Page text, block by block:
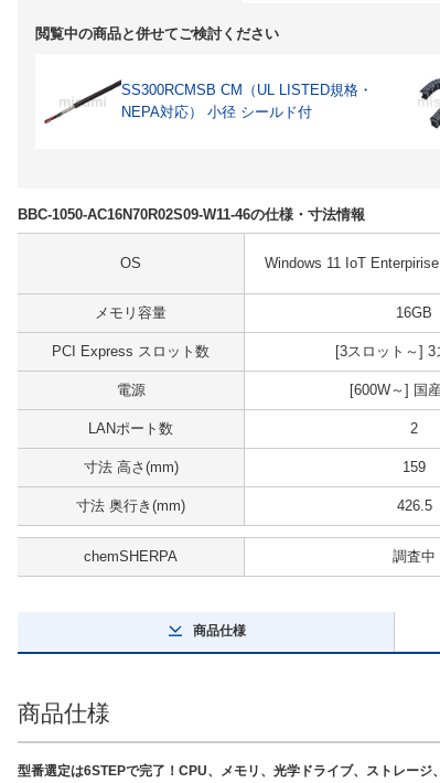
閲覧中の商品と併せてご検討ください
SS300RCMSB CM（UL LISTED規格・
NEPA対応） 小径 シールド付
BBC-1050-AC16N70R02S09-W11-46の仕様・寸法情報
OS Windows 11 IoT
メモリ容量 16GB
PCI Express スロット数 [3スロット～] 3
電源 [600W～] 国
LANポート数 2
寸法 高さ(mm) 159
寸法 奥行き(mm) 426.5
chemSHERPA 調査中
商品仕様
商品仕様
型番選定は6STEPで完了！CPU、メモリ、光学ドライブ、ストレージ